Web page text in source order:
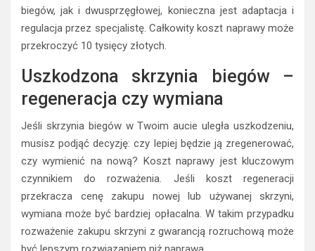
biegów, jak i dwusprzęgłowej, konieczna jest adaptacja i
regulacja przez specjalistę. Całkowity koszt naprawy może
przekroczyć 10 tysięcy złotych.
Uszkodzona skrzynia biegów –
regeneracja czy wymiana
Jeśli skrzynia biegów w Twoim aucie uległa uszkodzeniu,
musisz podjąć decyzję: czy lepiej będzie ją zregenerować,
czy wymienić na nową? Koszt naprawy jest kluczowym
czynnikiem do rozważenia. Jeśli koszt regeneracji
przekracza cenę zakupu nowej lub używanej skrzyni,
wymiana może być bardziej opłacalna. W takim przypadku
rozważenie zakupu skrzyni z gwarancją rozruchową może